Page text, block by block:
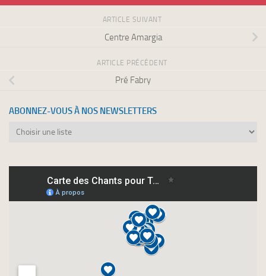
ARTICLE SUIVANT
Centre Amargia
ARTICLE PRÉCÉDENT
Pré Fabry
ABONNEZ-VOUS À NOS NEWSLETTERS
Abonnez-
newsletters